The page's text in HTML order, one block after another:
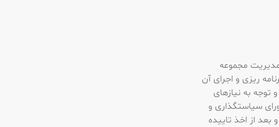
مدیریت مجموعه
ریزی و اجرای آن
توجه به نیازهای
سیاستگذاری و
از اخذ تاییده